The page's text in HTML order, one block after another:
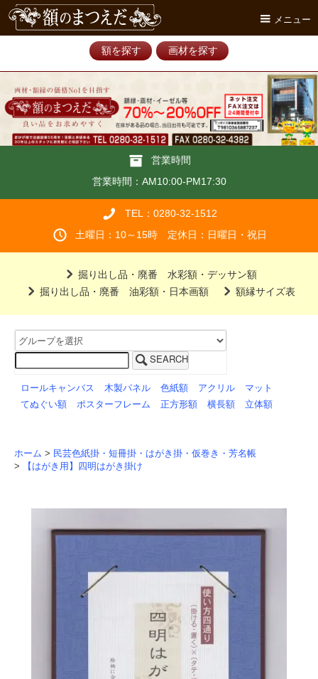
メニュー
額を探す 画材を探す
営業時間
営業時間：AM10:00-PM17:30
TEL：0280-32-1512
土曜日：10～15時 定休日：日曜日・祝日
掘り出し品・廃番 水彩額・デッサン額
掘り出し品・廃番 油彩額・日本画額
額縁サイズ表
SEARCH
ロールキャンバス 木製パネル 色紙額 アクリル
マット
てぬぐい額
ポスターフレーム 正方形額 横長額 立体額
ホーム > 民芸色紙掛・短冊掛・はがき掛・仮巻き・芳名帳
>
【はがき用】四明はがき掛け